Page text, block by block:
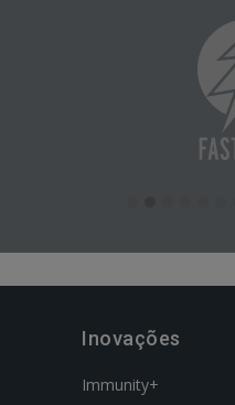
Inovações
Immunity+